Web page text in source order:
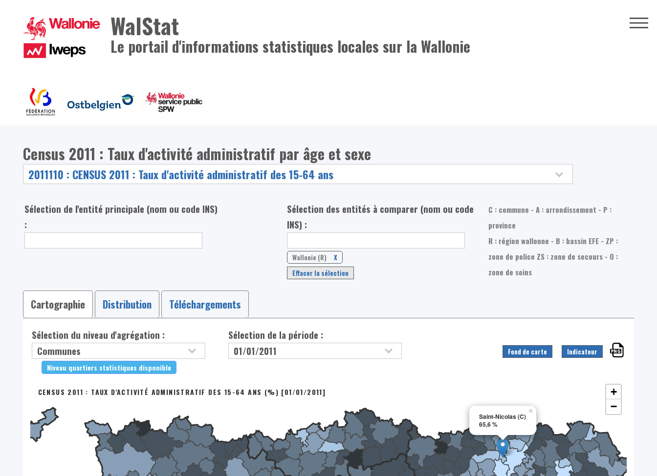
WalStat
Le portail d'informations statistiques locales sur la Wallonie
Census 2011 : Taux d'activité administratif par âge et sexe
Sélection de l'entité principale (nom ou code INS)
:
Sélection des entités à comparer (nom ou code
INS) :
Wallonie (R)
X
Effacer la sélection
C : commune - A : arrondissement - P :
province
R : région wallonne - B : bassin EFE - ZP :
zone de police ZS : zone de secours - O :
zone de soins
Cartographie Distribution Téléchargements
Sélection du niveau d'agrégation :
Niveau quartiers statistiques disponible
Sélection de la période :
Fond de carte Indicateur
Saint-Nicolas (C)
65,6 %
×
CENSUS 2011 : TAUX D'ACTIVITÉ ADMINISTRATIF DES 15-64 ANS (%) [01/01/2011]
+
−